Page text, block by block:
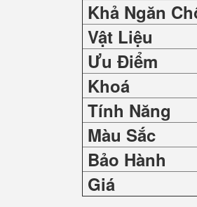
Khả Ngăn
Vật Liệu
Ưu Điểm
Khoá
Tính Năng
Màu Sắc
Bảo Hành
Giá